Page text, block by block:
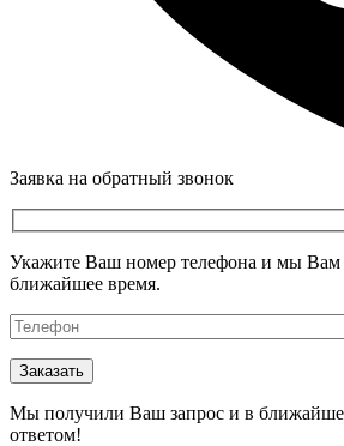
Заявка на обратный звонок
Укажите Ваш номер телефона и мы Вам
ближайшее время.
Мы получили Ваш запрос и в
ответом!